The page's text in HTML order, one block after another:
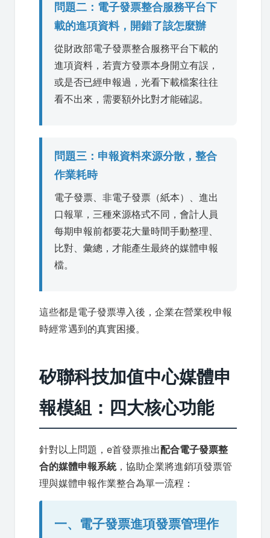
問題二：電子發票整合服務平台下
載的進項資料，開錯了該怎麼辦
從財政部電子發票整合服務平台下載的
進項資料，若賣方發票本身開立有誤，
或是否已經申報過，光看下載檔案往往
看不出來，需要額外比對才能確認。
問題三：申報資料來源分散，整合
作業耗時
電子發票、非電子發票（紙本）、進出
口報單，三種來源格式不同，會計人員
每期申報前都要花大量時間手動整理、
比對、彙總，才能產生最終的媒體申報
檔。
這些都是電子發票導入後，企業在營業稅申報
時經常遇到的真實困擾。
矽聯科技加值中心媒體申
報模組：四大核心功能
針對以上問題，e首發票推出配合電子發票整
合的媒體申報系統，協助企業將進銷項發票管
理與媒體申報作業整合為單一流程：
一、電子發票進項發票管理作